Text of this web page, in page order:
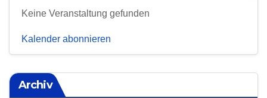
Keine Veranstaltung gefunden
Kalender abonnieren
Archiv